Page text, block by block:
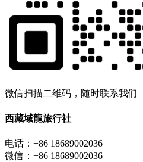
微信扫描二维码，随时联系我们
西藏域龍旅行社
电话：+86 18689002036
微信：+86 18689002036